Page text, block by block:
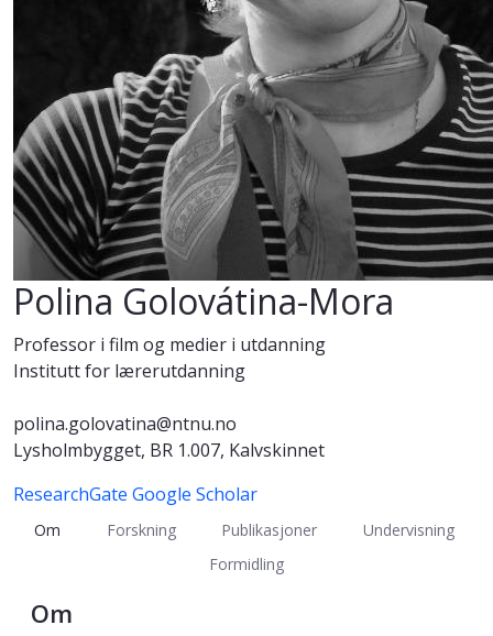
Polina Golovátina-Mora
Professor i film og medier i utdanning
Institutt for lærerutdanning
polina.golovatina@ntnu.no
Lysholmbygget, BR 1.007, Kalvskinnet
ResearchGate Google Scholar
Om Forskning Publikasjoner
Undervisning
Formidling
Om